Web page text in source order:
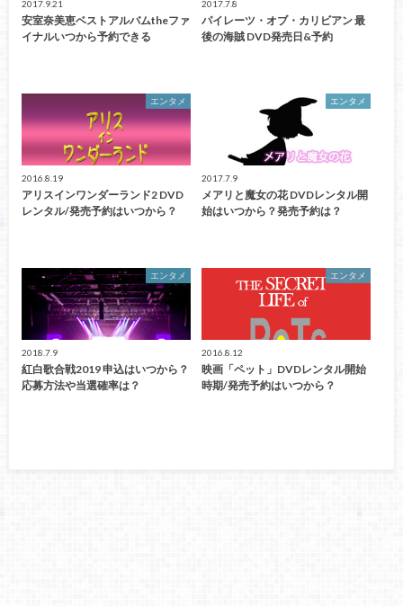
2017.9.21
安室奈美恵ベストアルバムtheファ
イナルいつから予約できる
2017.7.8
パイレーツ・オブ・カリビアン 最
後の海賊 DVD発売日&予約
エンタメ
2016.8.19
アリスインワンダーランド2 DVD
レンタル/発売予約はいつから？
エンタメ
2017.7.9
メアリと魔女の花 DVDレンタル開
始はいつから？発売予約は？
エンタメ
2018.7.9
紅白歌合戦2019 申込はいつから？
応募方法や当選確率は？
エンタメ
2016.8.12
映画「ペット」DVDレンタル開始
時期/発売予約はいつから？